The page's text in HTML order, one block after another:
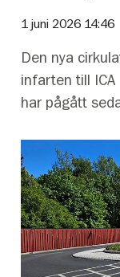
1 juni 2026 14:46
Den nya
infarten till ICA
har pågått